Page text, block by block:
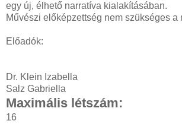
egy új, élhető narratíva kialakításában.
Művészi előképzettség nem szükséges a
Előadók:
Dr. Klein Izabella
Salz Gabriella
Maximális létszám:
16